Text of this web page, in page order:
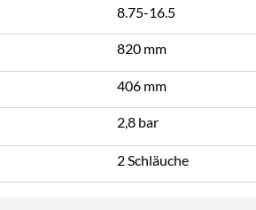
8.75-16.5
820 mm
406 mm
2,8 bar
2 Schläuche